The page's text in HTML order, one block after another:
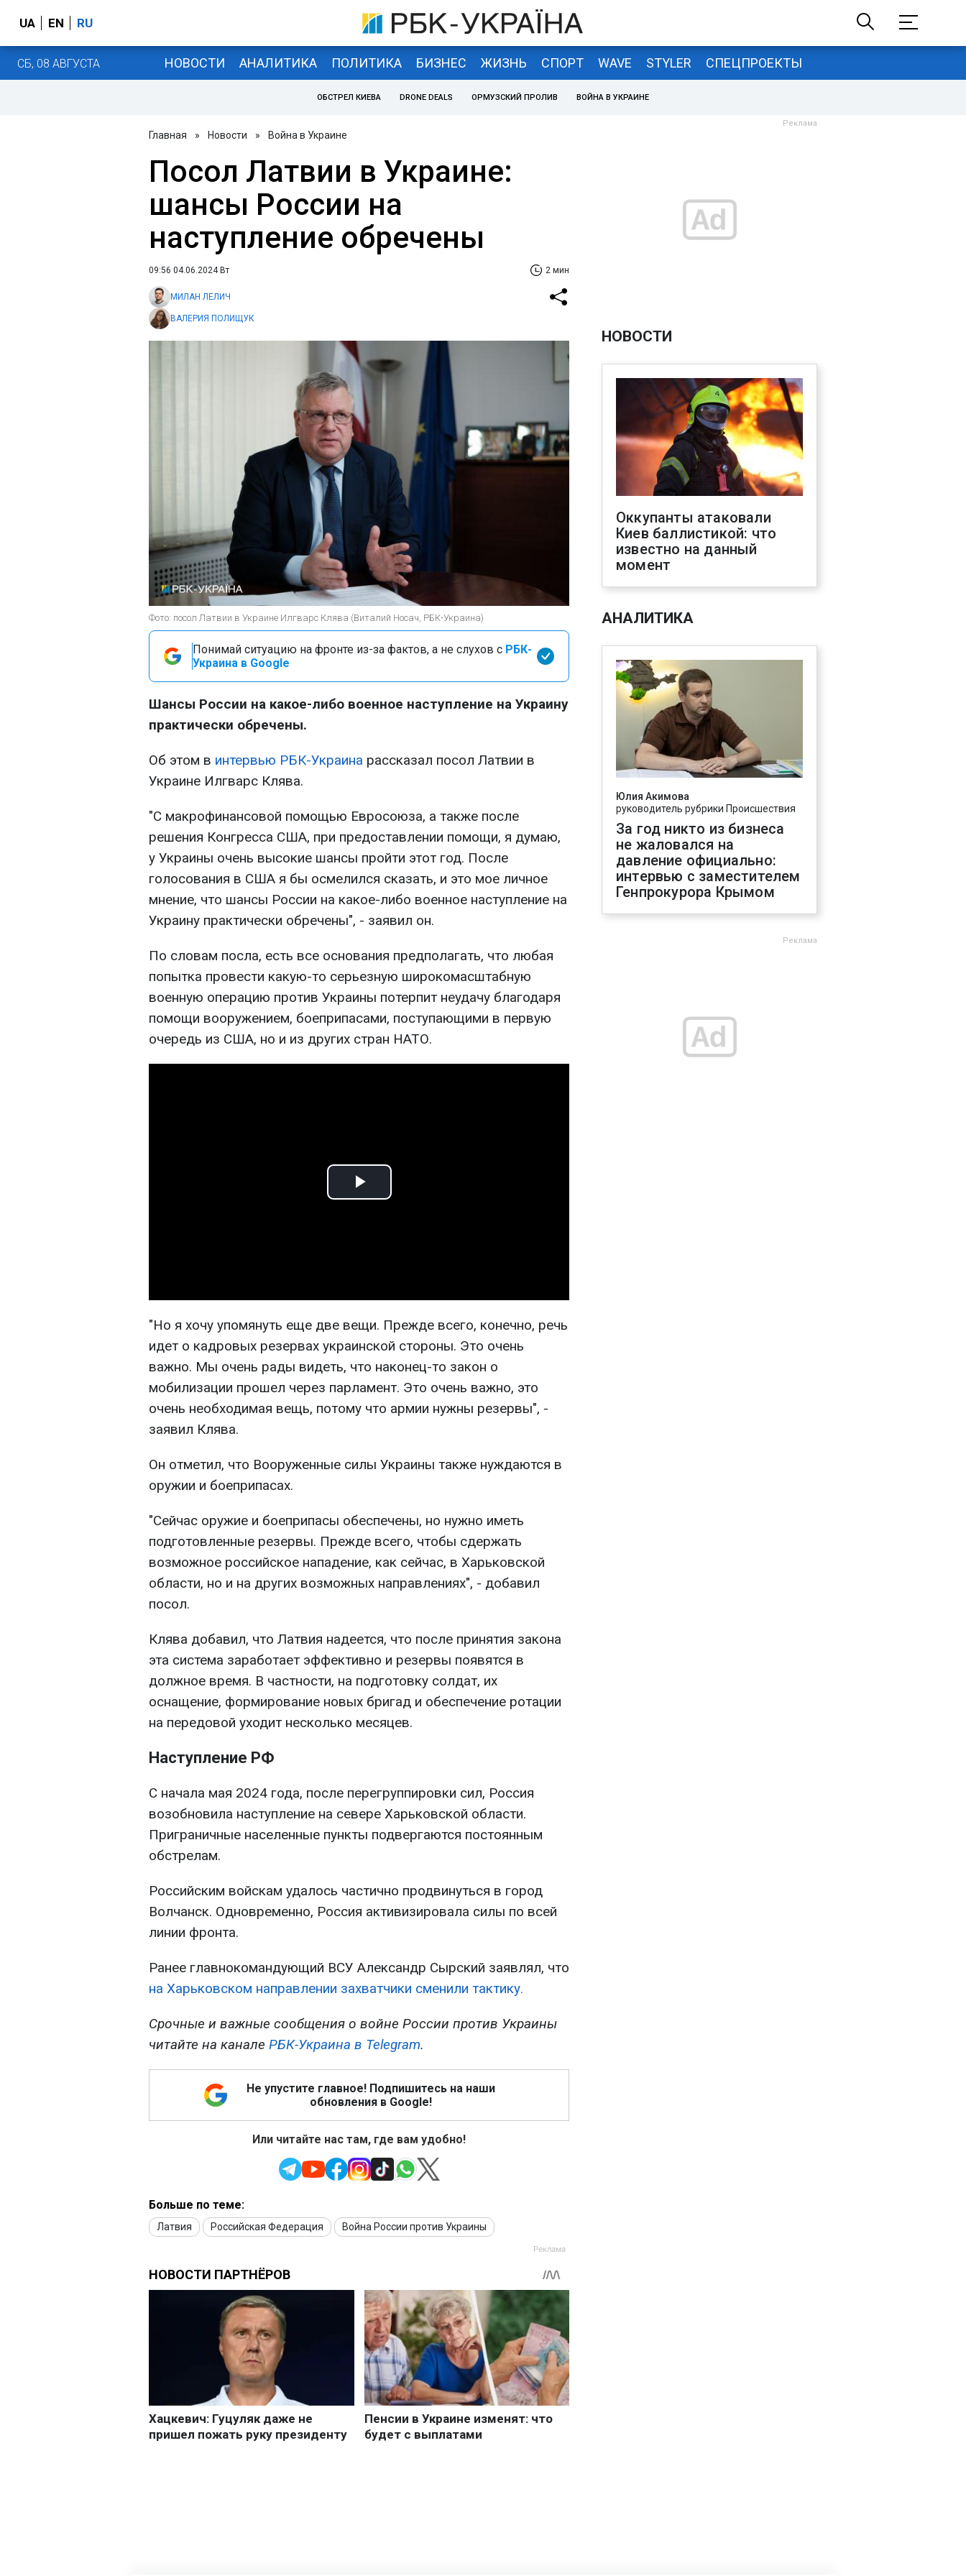
UA EN RU
СБ, 08 АВГУСТА НОВОСТИ АНАЛИТИКА ПОЛИТИКА БИЗНЕС ЖИЗНЬ СПОРТ WAVE STYLER СПЕЦПРОЕКТЫ
ОБСТРЕЛ КИЕВА DRONE DEALS ОРМУЗСКИЙ ПРОЛИВ ВОЙНА В УКРАИНЕ
Главная » Новости » Война в Украине
Посол Латвии в Украине:
шансы России на
наступление обречены
09:56 04.06.2024 Вт 2 мин
МИЛАН ЛЕЛИЧ
ВАЛЕРИЯ ПОЛИЩУК
Фото: посол Латвии в Украине Илгварс Клява (Виталий Носач, РБК-Украина)
Понимай ситуацию на фронте из-за фактов, а не слухов с РБК-
Украина в Google
Шансы России на какое-либо военное наступление на Украину
практически обречены.
Об этом в интервью РБК-Украина рассказал посол Латвии в
Украине Илгварс Клява.
"С макрофинансовой помощью Евросоюза, а также после
решения Конгресса США, при предоставлении помощи, я думаю,
у Украины очень высокие шансы пройти этот год. После
голосования в США я бы осмелился сказать, и это мое личное
мнение, что шансы России на какое-либо военное наступление на
Украину практически обречены", - заявил он.
По словам посла, есть все основания предполагать, что любая
попытка провести какую-то серьезную широкомасштабную
военную операцию против Украины потерпит неудачу благодаря
помощи вооружением, боеприпасами, поступающими в первую
очередь из США, но и из других стран НАТО.
Play
"Но я хочу упомянуть еще две вещи. Прежде всего, конечно, речь
идет о кадровых резервах украинской стороны. Это очень
важно. Мы очень рады видеть, что наконец-то закон о
мобилизации прошел через парламент. Это очень важно, это
очень необходимая вещь, потому что армии нужны резервы", -
заявил Клява.
Он отметил, что Вооруженные силы Украины также нуждаются в
оружии и боеприпасах.
"Сейчас оружие и боеприпасы обеспечены, но нужно иметь
подготовленные резервы. Прежде всего, чтобы сдержать
возможное российское нападение, как сейчас, в Харьковской
области, но и на других возможных направлениях", - добавил
посол.
Клява добавил, что Латвия надеется, что после принятия закона
эта система заработает эффективно и резервы появятся в
должное время. В частности, на подготовку солдат, их
оснащение, формирование новых бригад и обеспечение ротации
на передовой уходит несколько месяцев.
Наступление РФ
С начала мая 2024 года, после перегруппировки сил, Россия
возобновила наступление на севере Харьковской области.
Приграничные населенные пункты подвергаются постоянным
обстрелам.
Российским войскам удалось частично продвинуться в город
Волчанск. Одновременно, Россия активизировала силы по всей
линии фронта.
Ранее главнокомандующий ВСУ Александр Сырский заявлял, что
на Харьковском направлении захватчики сменили тактику.
Срочные и важные сообщения о войне России против Украины
читайте на канале РБК-Украина в Telegram.
Не упустите главное! Подпишитесь на наши
обновления в Google!
Или читайте нас там, где вам удобно!
Больше по теме:
Латвия Российская Федерация Война России против Украины
НОВОСТИ
Оккупанты атаковали
Киев баллистикой: что
известно на данный
момент
АНАЛИТИКА
Юлия Акимова
руководитель рубрики Происшествия
За год никто из бизнеса
не жаловался на
давление официально:
интервью с заместителем
Генпрокурора Крымом